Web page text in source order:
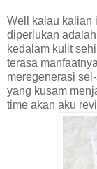
Well kalau kalian
diperlukan
kedalam kulit
terasa
meregenerasi
yang kusam
time akan aku